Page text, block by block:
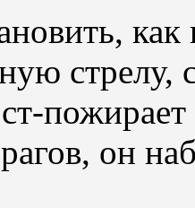
стрелу,
он